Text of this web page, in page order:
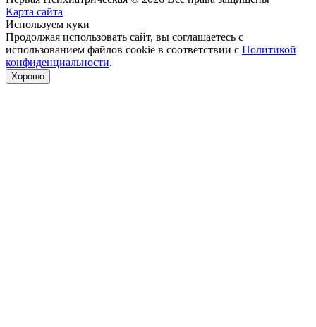
Карта сайта
Используем куки
Продолжая использовать сайт, вы соглашаетесь с
использованием файлов cookie в соответствии с Политикой
конфиденциальности.
Хорошо